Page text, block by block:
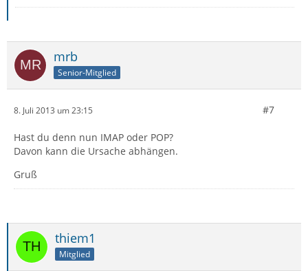
mrb
Senior-Mitglied
8. Juli 2013 um 23:15 #7
Hast du denn nun IMAP oder POP?
Davon kann die Ursache abhängen.
Gruß
thiem1
Mitglied